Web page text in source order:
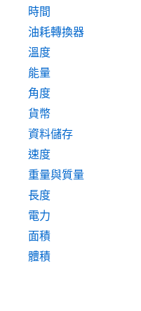
時間
油耗轉換器
溫度
能量
角度
貨幣
資料儲存
速度
重量與質量
長度
電力
面積
體積